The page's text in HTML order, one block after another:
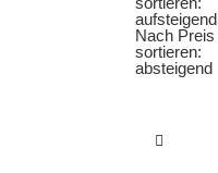
aufsteigend
Nach Preis
sortieren:
absteigend